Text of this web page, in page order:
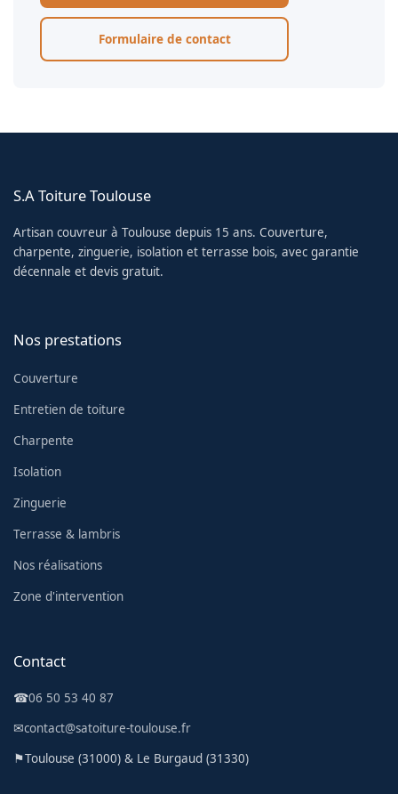
Formulaire de contact
S.A Toiture Toulouse
Artisan couvreur à Toulouse depuis 15 ans. Couverture,
charpente, zinguerie, isolation et terrasse bois, avec garantie
décennale et devis gratuit.
Nos prestations
Couverture
Entretien de toiture
Charpente
Isolation
Zinguerie
Terrasse & lambris
Nos réalisations
Zone d'intervention
Contact
☎06 50 53 40 87
✉contact@satoiture-toulouse.fr
⚑Toulouse (31000) & Le Burgaud (31330)